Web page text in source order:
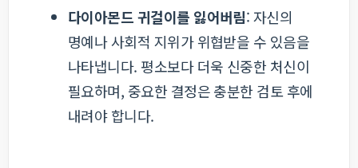
다이아몬드 귀걸이를 잃어버림: 자신의
명예나 사회적 지위가 위협받을 수 있음을
나타냅니다. 평소보다 더욱 신중한 처신이
필요하며, 중요한 결정은 충분한 검토 후에
내려야 합니다.